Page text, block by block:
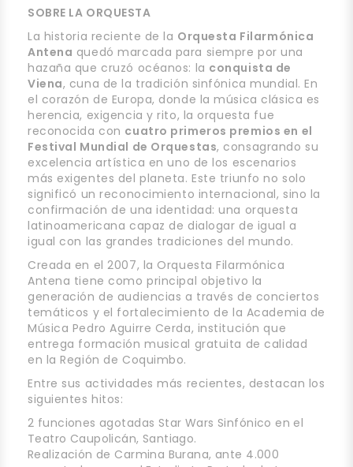
SOBRE LA ORQUESTA
La historia reciente de la Orquesta Filarmónica
Antena quedó marcada para siempre por una
hazaña que cruzó océanos: la conquista de
Viena, cuna de la tradición sinfónica mundial. En
el corazón de Europa, donde la música clásica es
herencia, exigencia y rito, la orquesta fue
reconocida con cuatro primeros premios en el
Festival Mundial de Orquestas, consagrando su
excelencia artística en uno de los escenarios
más exigentes del planeta. Este triunfo no solo
significó un reconocimiento internacional, sino la
confirmación de una identidad: una orquesta
latinoamericana capaz de dialogar de igual a
igual con las grandes tradiciones del mundo.
Creada en el 2007, la Orquesta Filarmónica
Antena tiene como principal objetivo la
generación de audiencias a través de conciertos
temáticos y el fortalecimiento de la Academia de
Música Pedro Aguirre Cerda, institución que
entrega formación musical gratuita de calidad
en la Región de Coquimbo.
Entre sus actividades más recientes, destacan los
siguientes hitos:
2 funciones agotadas Star Wars Sinfónico en el
Teatro Caupolicán, Santiago.
Realización de Carmina Burana, ante 4.000